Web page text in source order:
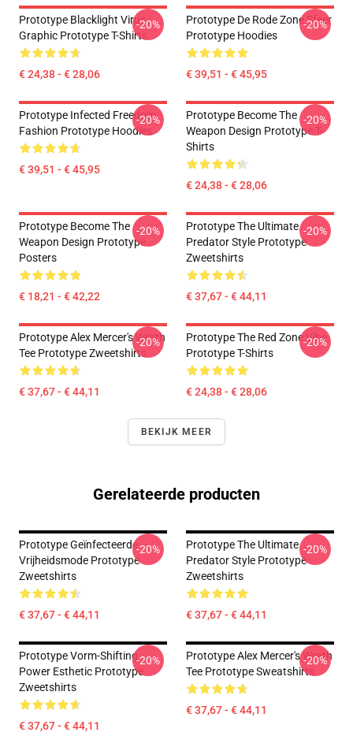
Prototype Blacklight Virus
Graphic Prototype T-Shirts
€ 24,38 - € 28,06
-20%
Prototype De Rode Zone Sfeer
Prototype Hoodies
€ 39,51 - € 45,95
-20%
Prototype Infected Freedom
Fashion Prototype Hoodies
€ 39,51 - € 45,95
-20%
Prototype Become The
Weapon Design Prototype T-
Shirts
€ 24,38 - € 28,06
-20%
Prototype Become The
Weapon Design Prototype
Posters
€ 18,21 - € 42,22
-20%
Prototype The Ultimate
Predator Style Prototype
Zweetshirts
€ 37,67 - € 44,11
-20%
Prototype Alex Mercer's Wrath
Tee Prototype Zweetshirts
€ 37,67 - € 44,11
-20%
Prototype The Red Zone Vibe
Prototype T-Shirts
€ 24,38 - € 28,06
-20%
BEKIJK MEER
Gerelateerde producten
Prototype Geïnfecteerde
Vrijheidsmode Prototype
Zweetshirts
€ 37,67 - € 44,11
-20%
Prototype The Ultimate
Predator Style Prototype
Zweetshirts
€ 37,67 - € 44,11
-20%
Prototype Vorm-Shifting
Power Esthetic Prototype
Zweetshirts
€ 37,67 - € 44,11
-20%
Prototype Alex Mercer's Wrath
Tee Prototype Sweatshirts
€ 37,67 - € 44,11
-20%